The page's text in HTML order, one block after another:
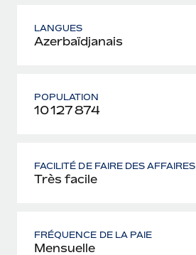
LANGUES
Azerbaïdjanais
POPULATION
10 127 874
FACILITÉ DE FAIRE DES AFFAIRES
Très facile
FRÉQUENCE DE LA PAIE
Mensuelle